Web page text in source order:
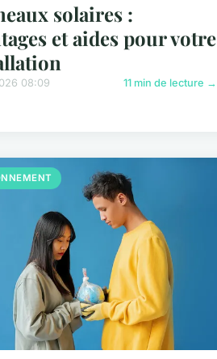
solaires :
et aides pour votre
08:09 11 min de lecture →